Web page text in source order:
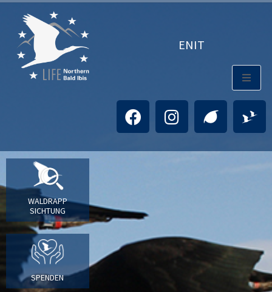
ENIT
WALDRAPP
SICHTUNG
SPENDEN